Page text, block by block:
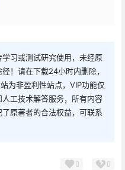
习或测试研究使用，未经原
！请在下载24小时内删除，
为非盈利性站点，VIP功能仅
工技术解答服务，所有内容
原著者的合法权益，可联系
0 0